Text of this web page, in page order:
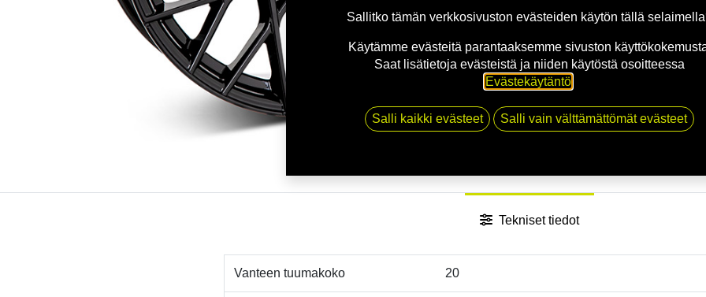
Tekniset tiedot
Vanteen tuumakoko 20
Sallitko tämän verkkosivuston evästeiden käytön tällä
Käytämme evästeitä parantaaksemme sivuston
Saat lisätietoja evästeistä ja niiden käytöstä osoitteessa
Evästekäytäntö.
Salli kaikki evästeet Salli vain välttämättömät evästeet